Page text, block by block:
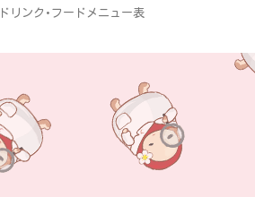
ドリンク･フードメニュー表